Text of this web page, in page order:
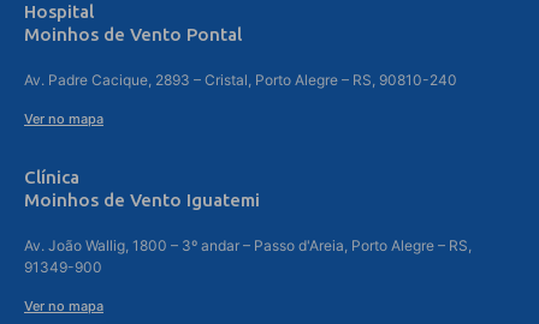
Hospital
Moinhos de Vento Pontal
Av. Padre Cacique, 2893 – Cristal, Porto Alegre – RS, 90810-240
Ver no mapa
Clínica
Moinhos de Vento Iguatemi
Av. João Wallig, 1800 – 3º andar – Passo d'Areia, Porto Alegre – RS,
91349-900
Ver no mapa